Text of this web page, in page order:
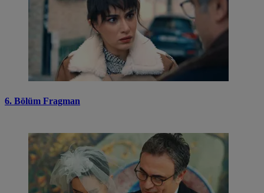
6. Bölüm Fragman